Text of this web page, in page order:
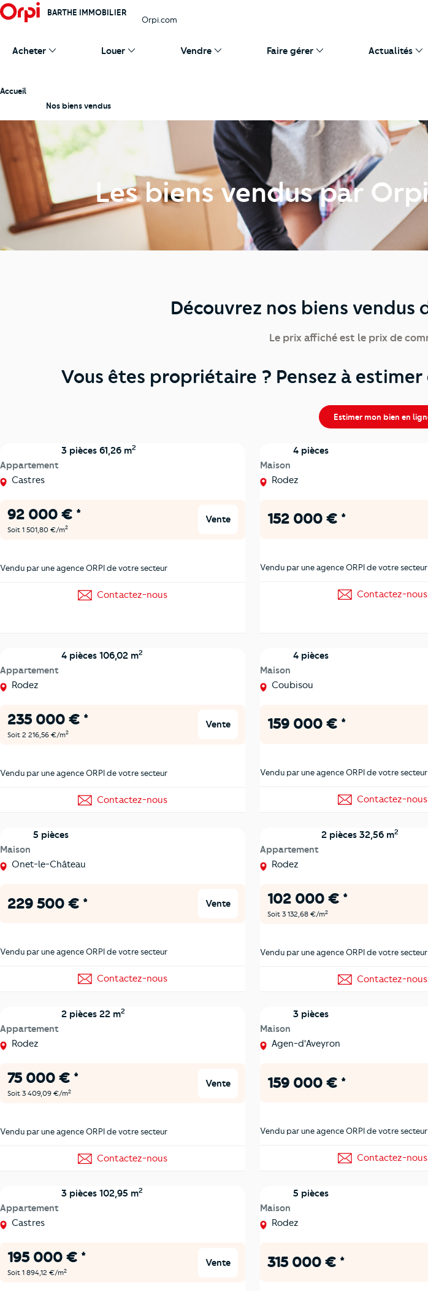
BARTHE IMMOBILIER
Orpi.com
Acheter Louer Vendre Faire gérer Actualités
Accueil
Nos biens vendus
Les biens vendus par
Découvrez nos biens vendus
Le prix affiché est le prix de
Vous êtes propriétaire ? Pensez à
Estimer mon bien en
Appartement
3 pièces 61,26 m2
Castres
92 000 € *
Soit 1 501,80 €/m2
Vente
Vendu par une agence ORPI de votre secteur
Contactez-nous
Maison
4 pièces
Rodez
152 000 € *
Vendu par une agence ORPI de votre secteur
Contactez-nous
Appartement
4 pièces 106,02 m2
Rodez
235 000 € *
Soit 2 216,56 €/m2
Vente
Vendu par une agence ORPI de votre secteur
Contactez-nous
Maison
4 pièces
Coubisou
159 000 € *
Vendu par une agence ORPI de votre secteur
Contactez-nous
Maison
5 pièces
Onet-le-Château
229 500 € * Vente
Vendu par une agence ORPI de votre secteur
Contactez-nous
Appartement
2 pièces 32,56 m2
Rodez
102 000 € *
Soit 3 132,68 €/m2
Vendu par une agence ORPI de votre secteur
Contactez-nous
Appartement
2 pièces 22 m2
Rodez
75 000 € *
Soit 3 409,09 €/m2
Vente
Vendu par une agence ORPI de votre secteur
Contactez-nous
Maison
3 pièces
Agen-d'Aveyron
159 000 € *
Vendu par une agence ORPI de votre secteur
Contactez-nous
Appartement
3 pièces 102,95 m2
Castres
195 000 € *
Soit 1 894,12 €/m2
Vente
Maison
5 pièces
Rodez
315 000 € *